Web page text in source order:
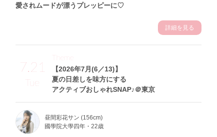
愛されムードが漂うプレッピーに♡
詳細を見る
7.21
Tue
【2026年7月(6／13)】
夏の日差しを味方にする
アクティブおしゃれSNAP♪＠東京
Theme
昼間彩花サン (156cm)
國學院大學四年・22歳